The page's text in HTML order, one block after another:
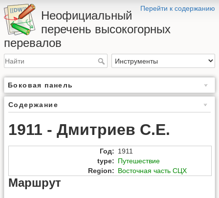
Перейти к содержанию
Неофициальный
перечень высокогорных
перевалов
Боковая панель
Содержание
1911 - Дмитриев С.Е.
Год: 1911
type: Путешествие
Region: Восточная часть СЦХ
Маршрут